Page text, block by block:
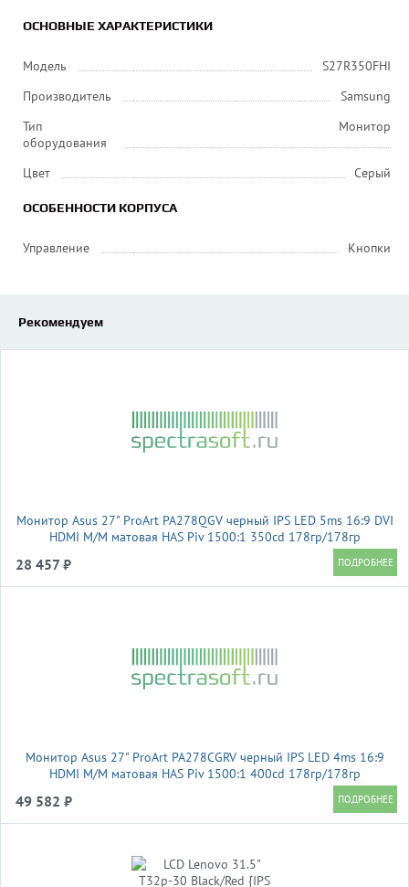
ОСНОВНЫЕ ХАРАКТЕРИСТИКИ
Модель
S27R350FHI
Производитель
Samsung
Тип
оборудования
Монитор
Цвет Серый
ОСОБЕННОСТИ КОРПУСА
Управление Кнопки
Рекомендуем
Монитор Asus 27" ProArt PA278QGV черный IPS LED 5ms 16:9 DVI
HDMI M/M матовая HAS Piv 1500:1 350cd 178гр/178гр
28 457 ₽
Монитор Asus 27" ProArt PA278CGRV черный IPS LED 4ms 16:9
HDMI M/M матовая HAS Piv 1500:1 400cd 178гр/178гр
49 582 ₽